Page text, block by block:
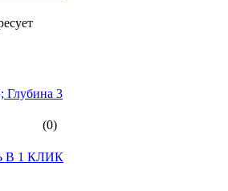
Глубина 3
(0)
В 1 КЛИК